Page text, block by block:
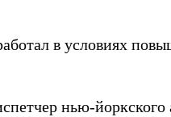
в условиях
нью-йоркского